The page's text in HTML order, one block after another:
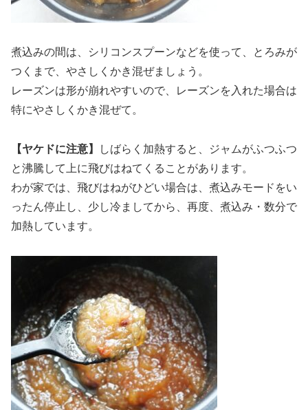
煮込みの間は、シリコンスプーンなどを使って、とろみが
つくまで、やさしくかき混ぜましょう。
レーズンは形が崩れやすいので、レーズンを入れた場合は
特にやさしくかき混ぜて。
【ヤケドに注意】
しばらく加熱すると、ジャムがふつふつ
と沸騰して上に飛びはねてくることがあります。
わが家では、飛びはねがひどい場合は、煮込みモードをい
ったん停止し、少し冷ましてから、再度、煮込み・数分で
加熱しています。